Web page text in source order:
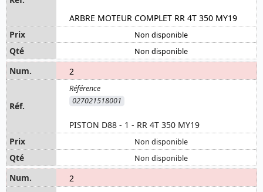
ARBRE MOTEUR COMPLET RR 4T 350 MY19
Non disponible
Non disponible
2
027021518001
PISTON D88 - 1 - RR 4T 350 MY19
Non disponible
Non disponible
2